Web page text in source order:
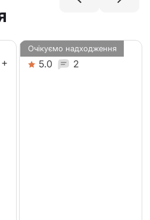
Очікуємо надходження
Складне відро (12л)
5.0 2